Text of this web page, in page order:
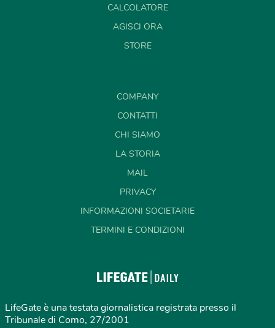
CALCOLATORE
AGISCI ORA
STORE
COMPANY
CONTATTI
CHI SIAMO
LA STORIA
MAIL
PRIVACY
INFORMAZIONI SOCIETARIE
TERMINI E CONDIZIONI
LifeGate è una testata giornalistica registrata presso il
Tribunale di Como, 27/2001